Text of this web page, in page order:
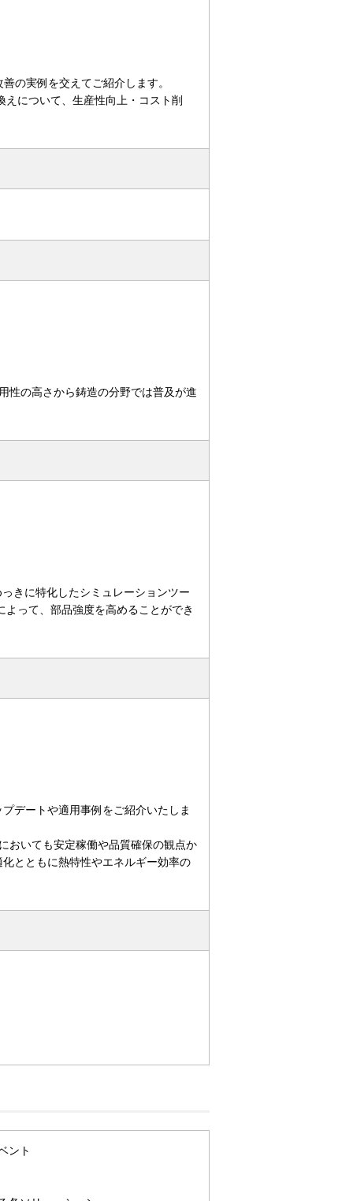
の実例を交えてご紹介します。
について、生産性向上・コスト削
性の高さから鋳造の分野では普及が進
きに特化したシミュレーションツー
って、部品強度を高めることができ
デートや適用事例をご紹介いたしま
おいても安定稼働や品質確保の観点か
とともに熱特性やエネルギー効率の
ント